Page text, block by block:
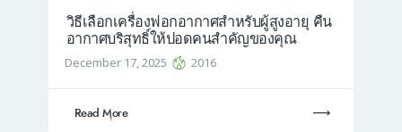
วิธีเลือกเครื่องฟอกอากาศสำหรับผู้สูงอายุ คืน
อากาศบริสุทธิ์ให้ปอดคนสำคัญของคุณ
December 17, 2025 2016
Read More